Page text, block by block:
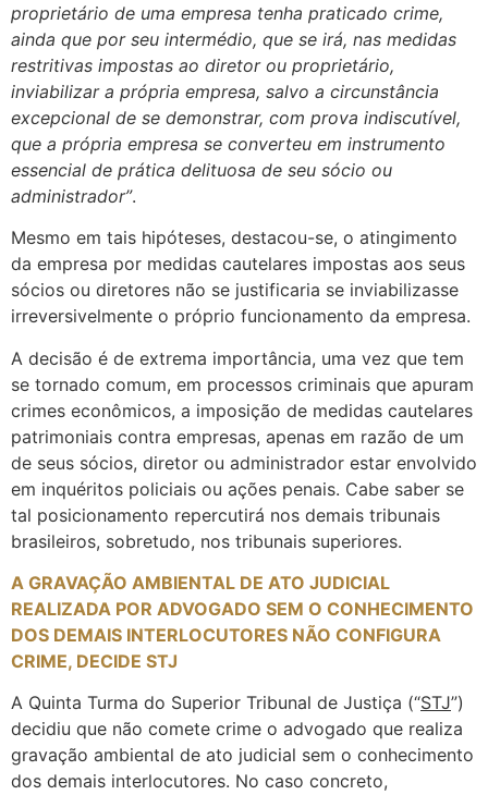
proprietário de uma empresa tenha praticado crime,
ainda que por seu intermédio, que se irá, nas medidas
restritivas impostas ao diretor ou proprietário,
inviabilizar a própria empresa, salvo a circunstância
excepcional de se demonstrar, com prova indiscutível,
que a própria empresa se converteu em instrumento
essencial de prática delituosa de seu sócio ou
administrador”.
Mesmo em tais hipóteses, destacou-se, o atingimento
da empresa por medidas cautelares impostas aos seus
sócios ou diretores não se justificaria se inviabilizasse
irreversivelmente o próprio funcionamento da empresa.
A decisão é de extrema importância, uma vez que tem
se tornado comum, em processos criminais que apuram
crimes econômicos, a imposição de medidas cautelares
patrimoniais contra empresas, apenas em razão de um
de seus sócios, diretor ou administrador estar envolvido
em inquéritos policiais ou ações penais. Cabe saber se
tal posicionamento repercutirá nos demais tribunais
brasileiros, sobretudo, nos tribunais superiores.
A GRAVAÇÃO AMBIENTAL DE ATO JUDICIAL
REALIZADA POR ADVOGADO SEM O CONHECIMENTO
DOS DEMAIS INTERLOCUTORES NÃO CONFIGURA
CRIME, DECIDE STJ
A Quinta Turma do Superior Tribunal de Justiça (“STJ”)
decidiu que não comete crime o advogado que realiza
gravação ambiental de ato judicial sem o conhecimento
dos demais interlocutores. No caso concreto,